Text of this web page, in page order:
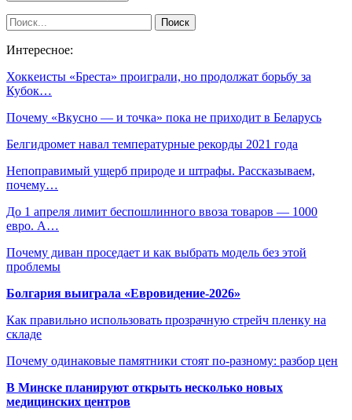
Интересное:
Хоккеисты «Бреста» проиграли, но продолжат борьбу за
Кубок…
Почему «Вкусно — и точка» пока не приходит в Беларусь
Белгидромет навал температурные рекорды 2021 года
Непоправимый ущерб природе и штрафы. Рассказываем,
почему…
До 1 апреля лимит беспошлинного ввоза товаров — 1000
евро. А…
Почему диван проседает и как выбрать модель без этой
проблемы
Болгария выиграла «Евровидение-2026»
Как правильно использовать прозрачную стрейч пленку на
складе
Почему одинаковые памятники стоят по-разному: разбор цен
В Минске планируют открыть несколько новых
медицинских центров